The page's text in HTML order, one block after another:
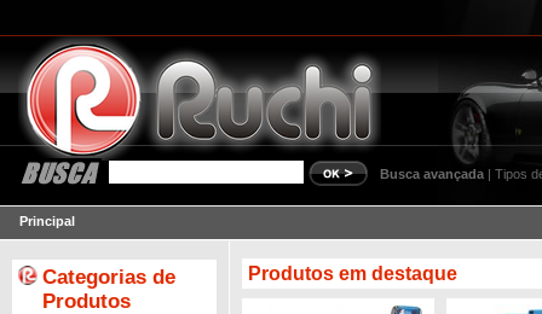
Busca avançada | Tipos
Principal
Categorias de
Produtos
Produtos em destaque